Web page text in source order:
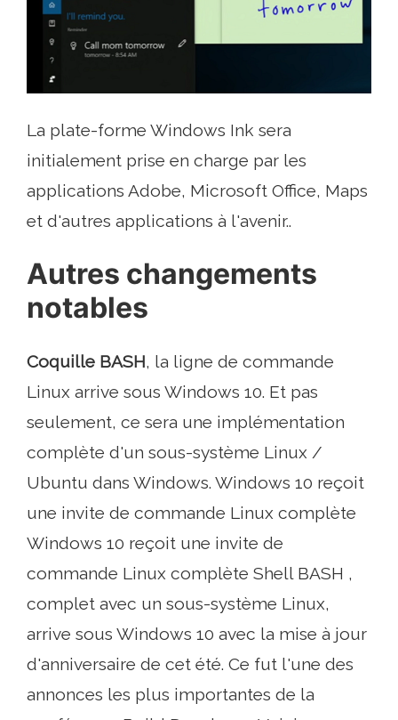
La plate-forme Windows Ink sera
initialement prise en charge par les
applications Adobe, Microsoft Office, Maps
et d'autres applications à l'avenir..
Autres changements
notables
Coquille BASH, la ligne de commande
Linux arrive sous Windows 10. Et pas
seulement, ce sera une implémentation
complète d'un sous-système Linux /
Ubuntu dans Windows. Windows 10 reçoit
une invite de commande Linux complète
Windows 10 reçoit une invite de
commande Linux complète Shell BASH ,
complet avec un sous-système Linux,
arrive sous Windows 10 avec la mise à jour
d'anniversaire de cet été. Ce fut l'une des
annonces les plus importantes de la